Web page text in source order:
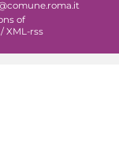
of
/ XML-rss